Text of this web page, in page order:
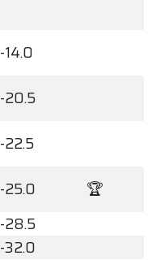
-14.0
-20.5
-22.5
-25.0
🏆
-28.5
-32.0